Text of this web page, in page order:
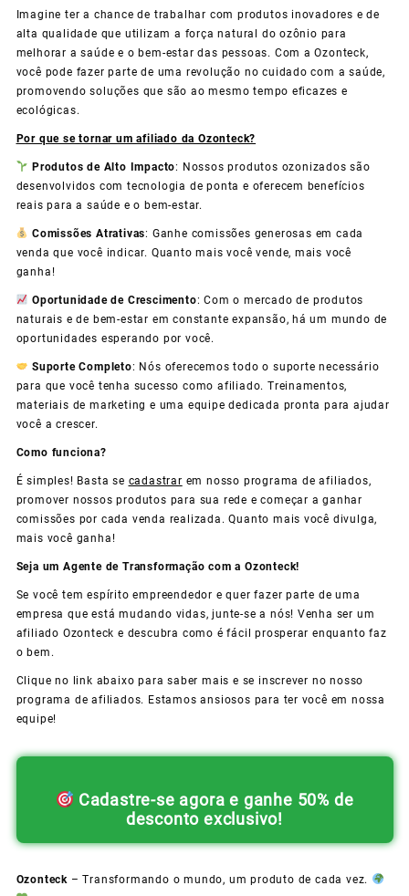
Imagine ter a chance de trabalhar com produtos inovadores e de
alta qualidade que utilizam a força natural do ozônio para
melhorar a saúde e o bem-estar das pessoas. Com a Ozonteck,
você pode fazer parte de uma revolução no cuidado com a saúde,
promovendo soluções que são ao mesmo tempo eficazes e
ecológicas.
Por que se tornar um afiliado da Ozonteck?
Produtos de Alto Impacto: Nossos produtos ozonizados são
desenvolvidos com tecnologia de ponta e oferecem benefícios
reais para a saúde e o bem-estar.
Comissões Atrativas: Ganhe comissões generosas em cada
venda que você indicar. Quanto mais você vende, mais você
ganha!
Oportunidade de Crescimento: Com o mercado de produtos
naturais e de bem-estar em constante expansão, há um mundo de
oportunidades esperando por você.
Suporte Completo: Nós oferecemos todo o suporte necessário
para que você tenha sucesso como afiliado. Treinamentos,
materiais de marketing e uma equipe dedicada pronta para ajudar
você a crescer.
Como funciona?
É simples! Basta se cadastrar em nosso programa de afiliados,
promover nossos produtos para sua rede e começar a ganhar
comissões por cada venda realizada. Quanto mais você divulga,
mais você ganha!
Seja um Agente de Transformação com a Ozonteck!
Se você tem espírito empreendedor e quer fazer parte de uma
empresa que está mudando vidas, junte-se a nós! Venha ser um
afiliado Ozonteck e descubra como é fácil prosperar enquanto faz
o bem.
Clique no link abaixo para saber mais e se inscrever no nosso
programa de afiliados. Estamos ansiosos para ter você em nossa
equipe!
Cadastre-se agora e ganhe 50% de
desconto exclusivo!
Ozonteck– Transformando o mundo, um produto de cada vez.